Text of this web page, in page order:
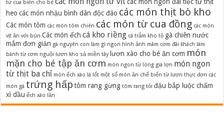
từ cua biển cho bé
heo các món nhậu bình dân độc đáo các món thịt bò kho
Các món tôm các món tôm chiên các món từ cua đồng các món
vịt ăn với bún Các món ếch cá kho riềng cá trắm kho tộ gà chiên nước
mắm đơn giản gà nguyên con làm gì ngon hình ảnh mâm cơm đãi khách làm
bánh từ cơm nguội lươn kho sả miền tây lươn xào cho bé ăn cơm món
mặn cho bé tập ăn cơm món ngon từ lòng già lợn món ngon
từ thịt ba chỉ món ếch xào lá lốt một số món ăn chế biến từ lươn thực đơn các
món gà trứng hấp tôm rang gừng tôm rang tỏi đậu bắp luộc chấm
xì dầu ếch xào lăn